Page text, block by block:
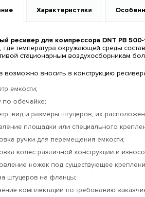
Характеристики
ресивер для компрессора DNT РВ 500-
где температура окружающей среды
стационарным воздухосборникам
возможно вносить в конструкцию
емкости;
по обечайке;
вид и размеры штуцеров, их
площадки или специального
ручки для перемещения емкости;
колес различной конструкции и
ножек под существующее
штуцеров на фланцы;
комплектации по требованию